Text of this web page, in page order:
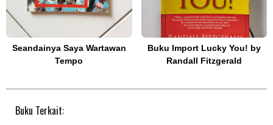
Seandainya Saya Wartawan
Tempo
Buku Import Lucky You! by
Randall Fitzgerald
Buku Terkait: